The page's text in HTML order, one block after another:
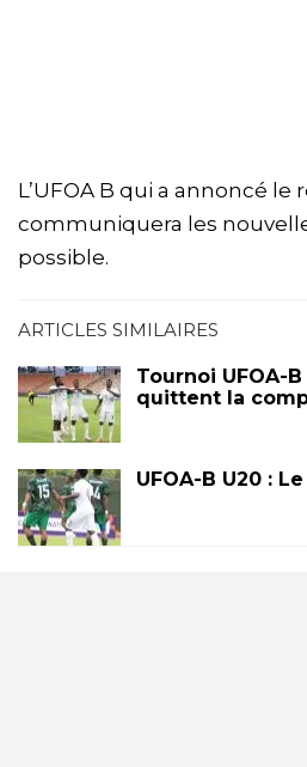
L’UFOA B qui a annoncé le
communiquera les
possible.
ARTICLES SIMILAIRES
Tournoi UFOA-
quittent la
UFOA-B U20 :